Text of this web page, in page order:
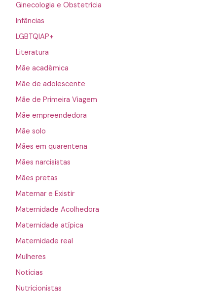
Ginecologia e Obstetrícia
Infâncias
LGBTQIAP+
Literatura
Mãe acadêmica
Mãe de adolescente
Mãe de Primeira Viagem
Mãe empreendedora
Mãe solo
Mães em quarentena
Mães narcisistas
Mães pretas
Maternar e Existir
Maternidade Acolhedora
Maternidade atípica
Maternidade real
Mulheres
Notícias
Nutricionistas